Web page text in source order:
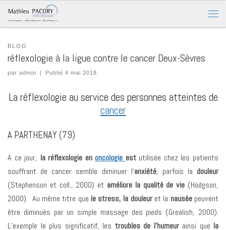
BLOG
réflexologie à la ligue contre le cancer Deux-Sèvres
par admin | Publié4 mai 2018
La réflexologie au service des personnes atteintes de
cancer
A PARTHENAY (79)
A ce jour, la réflexologie en oncologie est utilisée chez les patients
souffrant de cancer semble diminuer l’anxiété, parfois la douleur
(Stephenson et coll., 2000) et améliore la qualité de vie (Hodgson,
2000). Au même titre que le stress, la douleuret la nauséepeuvent
être diminués par un simple massage des pieds (Grealish, 2000).
L’exemple le plus significatif, les troubles de l’humeurainsi que la